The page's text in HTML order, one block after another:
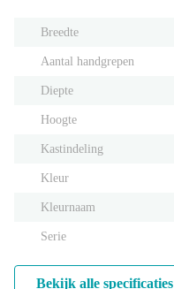
Breedte
Aantal handgrepen
Diepte
Hoogte
Kastindeling
Kleur
Kleurnaam
Serie
Bekijk alle specificaties